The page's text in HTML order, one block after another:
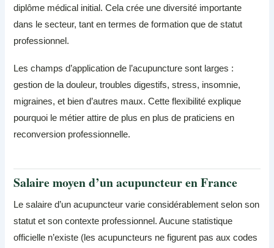
diplôme médical initial. Cela crée une diversité importante
dans le secteur, tant en termes de formation que de statut
professionnel.
Les champs d’application de l’acupuncture sont larges :
gestion de la douleur, troubles digestifs, stress, insomnie,
migraines, et bien d’autres maux. Cette flexibilité explique
pourquoi le métier attire de plus en plus de praticiens en
reconversion professionnelle.
Salaire moyen d’un acupuncteur en France
Le salaire d’un acupuncteur varie considérablement selon son
statut et son contexte professionnel. Aucune statistique
officielle n’existe (les acupuncteurs ne figurent pas aux codes